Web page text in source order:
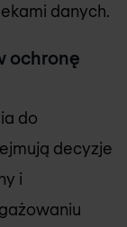
danych.
ochronę
do
decyzje
i